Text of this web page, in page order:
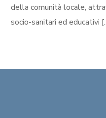
della comunità locale,
socio-sanitari ed educativi